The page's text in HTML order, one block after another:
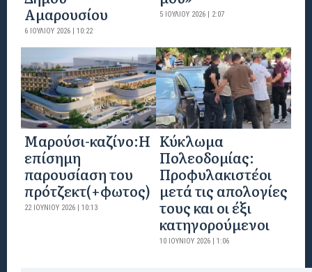
Αμαρουσίου
6 ΙΟΥΛΊΟΥ 2026 | 10:22
5 ΙΟΥΛΊΟΥ 2026 | 2:07
Mαρούσι-καζίνο:H
επίσημη
παρουσίαση του
πρότζεκτ(+φωτος)
22 ΙΟΥΝΊΟΥ 2026 | 10:13
Κύκλωμα
Πολεοδομίας:
Προφυλακιστέοι
μετά τις απολογίες
τους και οι έξι
κατηγορούμενοι
10 ΙΟΥΝΊΟΥ 2026 | 1:06